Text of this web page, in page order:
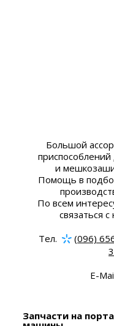
Большой
и
Помощь в
По всем
связаться
Тел.
(096)
E-
Запчасти на